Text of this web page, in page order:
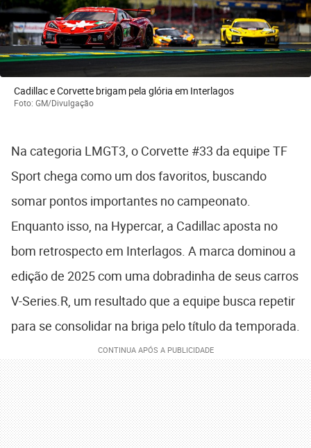
Cadillac e Corvette brigam pela glória em Interlagos
Foto: GM/Divulgação
Na categoria LMGT3, o Corvette #33 da equipe TF
Sport chega como um dos favoritos, buscando
somar pontos importantes no campeonato.
Enquanto isso, na Hypercar, a Cadillac aposta no
bom retrospecto em Interlagos. A marca dominou a
edição de 2025 com uma dobradinha de seus carros
V-Series.R, um resultado que a equipe busca repetir
para se consolidar na briga pelo título da temporada.